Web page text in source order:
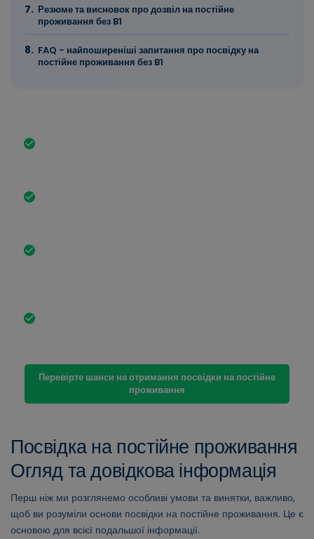
Резюме та висновок про дозвіл на постійне
проживання без B1
FAQ - найпоширеніші запитання про посвідку на
постійне проживання без B1
Перевірте шанси на отримання посвідки на постійне
проживання
Посвідка на постійне проживання
Огляд та довідкова інформація
Перш ніж ми розглянемо особливі умови та винятки, важливо,
щоб ви розуміли основи посвідки на постійне проживання. Це є
основою для всієї подальшої інформації.